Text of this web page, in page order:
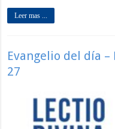
Leer mas ...
Evangelio del día –
27